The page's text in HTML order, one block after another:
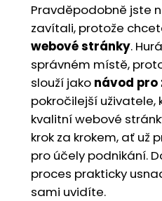
Pravděpodobně jste
zavítali, protože
webové stránky.
správném místě,
slouží jako návod
pokročilejší
kvalitní webové
krok za krokem, ať už
pro účely podnikání.
proces prakticky
sami uvidíte.